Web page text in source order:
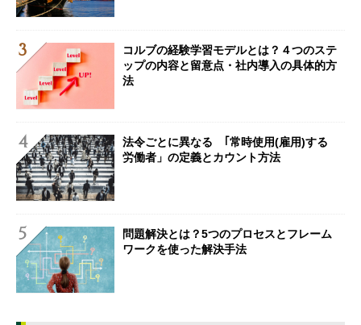
コルブの経験学習モデルとは？４つのステ
ップの内容と留意点・社内導入の具体的方
法
法令ごとに異なる ｢常時使用(雇用)する
労働者」の定義とカウント方法
問題解決とは？5つのプロセスとフレーム
ワークを使った解決手法